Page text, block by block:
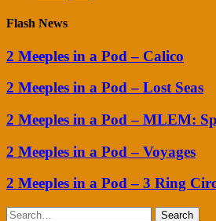
Flash News
2 Meeples in a Pod – Calico
2 Meeples in a Pod – Lost Seas
2 Meeples in a Pod – MLEM:
2 Meeples in a Pod – Voyages
2 Meeples in a Pod – 3 Ring
Search